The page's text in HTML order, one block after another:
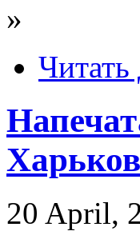
»
Читать
20 April,